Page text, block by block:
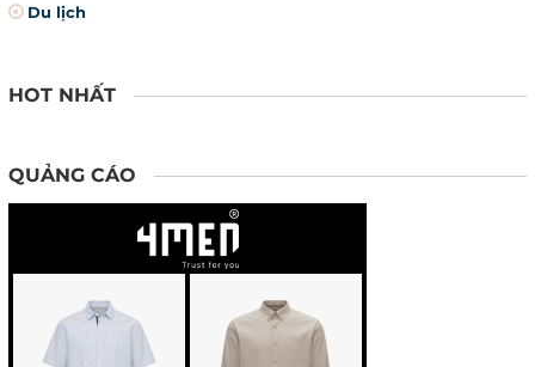
Du lịch
HOT NHẤT
QUẢNG CÁO